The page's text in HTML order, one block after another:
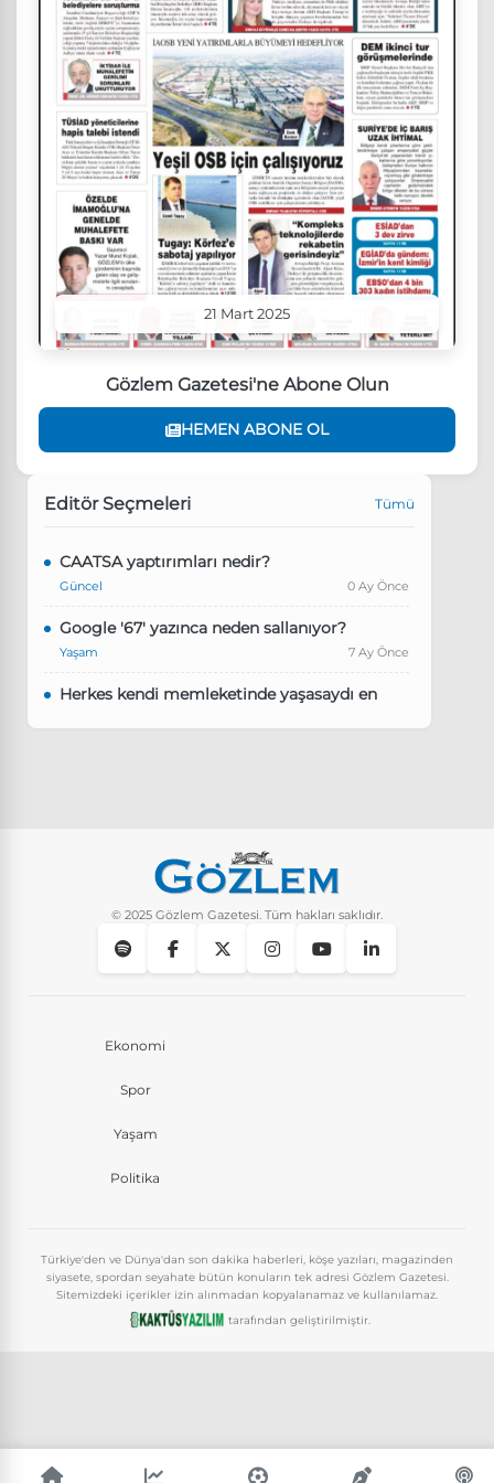
21 Mart 2025
Gözlem Gazetesi'ne Abone Olun
HEMEN ABONE OL
Editör Seçmeleri Tümü
CAATSA yaptırımları nedir?
Güncel 0 Ay Önce
Google '67' yazınca neden sallanıyor?
Yaşam 7 Ay Önce
Herkes kendi memleketinde yaşasaydı en
Instagram’da keşfet nasıl temizlenir?
© 2025 Gözlem Gazetesi. Tüm hakları saklıdır.
Ekonomi
Spor
Yaşam
Politika
Türkiye'den ve Dünya'dan son dakika haberleri, köşe yazıları, magazinden
siyasete, spordan seyahate bütün konuların tek adresi Gözlem Gazetesi.
Sitemizdeki içerikler izin alınmadan kopyalanamaz ve kullanılamaz.
tarafından geliştirilmiştir.